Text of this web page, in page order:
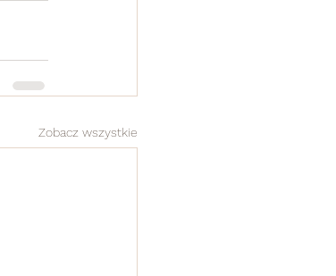
Zobacz wszystkie